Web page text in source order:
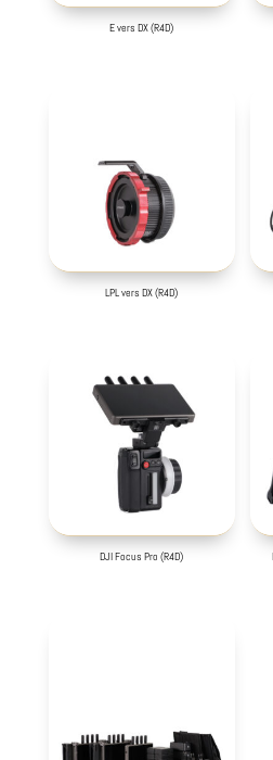
E vers DX (R4D)
LPL vers DX (R4D)
DJI Focus Pro (R4D)